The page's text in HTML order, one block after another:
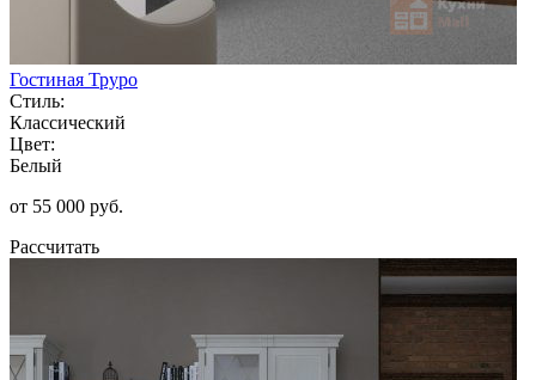
Гостиная Труро
Стиль:
Классический
Цвет:
Белый
от 55 000 руб.
Рассчитать